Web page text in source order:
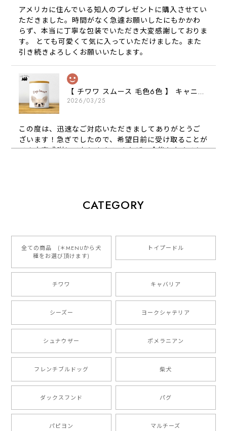
アメリカに住んでいる知人のプレゼントに購入させてい
ただきました。時間がなく急遽お願いしたにもかかわ
らず、本当に丁寧な包装でいただき大変感謝しておりま
す。 とても可愛くて気に入っていただけました。また
引き続きよろしくお願いいたします。
【 チワワ スムース 毛色6色 】 キャニスター 保存容器 お家用 プレゼント 犬 ペット うちの子 犬グッズ
2026/03/25
この度は、迅速なご対応いただきましてありがとうご
ざいます！急ぎでしたので、希望日前に受け取ることが
でき大変感謝しております！ またぜひ今後ともよろし
2026/01/16
とっても可愛くて、わんちゃんの名前や電話番号も分か
りやすくて最高です！ ありがとうございました❁⃘*.ﾟ
ご縁がありましたら、またよろしくお願いいたします。
【 自然に囲まれた ダックスフンド 】 キャニスター 保存容器 お家用 プレゼント 犬 ペット うちの子 犬グッズ
【 ボーダーコリー 水彩画風 毛色4色 】 手帳 スマホケース 犬 うちの子 iPhone & Android
ったです。 ご連絡が取りづらい点だけ少し不安になり
ましたが、商品の素敵さでチャラです。 本当に可愛
い。ありがとうございます。
CATEGORY
全ての商品 (＊MENUから犬
種をお選び頂けます)
トイプードル
チワワ キャバリア
シーズー ヨークシャテリア
シュナウザー ポメラニアン
フレンチブルドッグ 柴犬
ダックスフンド パグ
パピヨン マルチーズ